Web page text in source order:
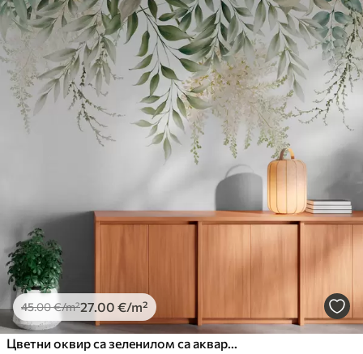
45.00€/m²27.00 €/m²
Цветни оквир са зеленилом са акварелом